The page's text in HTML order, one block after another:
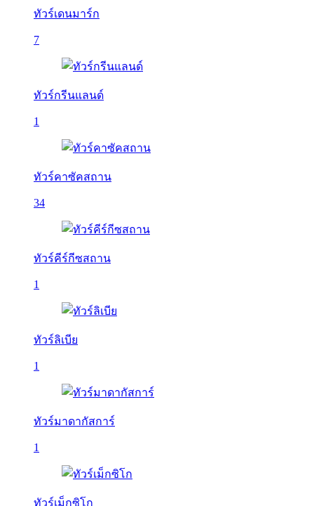
ทัวร์เดนมาร์ก
7
ทัวร์กรีนแลนด์
1
ทัวร์คาซัคสถาน
34
ทัวร์คีร์กีซสถาน
1
ทัวร์ลิเบีย
1
ทัวร์มาดากัสการ์
1
ทัวร์เม็กซิโก